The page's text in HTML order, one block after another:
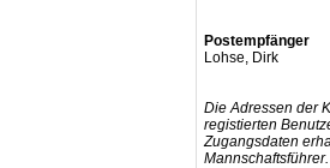
Postempfänger
Lohse, Dirk
Die Adressen der
registierten
Zugangsdaten
Mannschaftsführer.